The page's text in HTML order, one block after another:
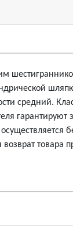
средний.
товара